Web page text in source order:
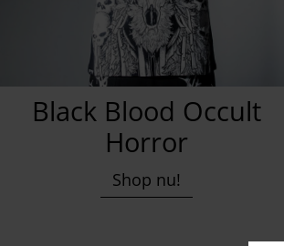
Black Blood Occult
Horror
Shop nu!